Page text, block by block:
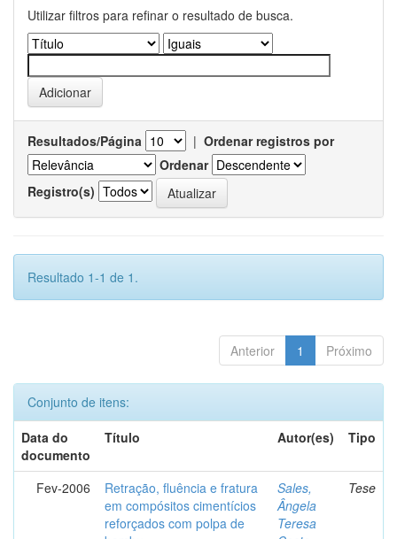
Utilizar filtros para refinar o resultado de busca.
Resultados/Página | Ordenar registros por
Ordenar
Registro(s)
Resultado 1-1 de 1.
Anterior 1 Próximo
Conjunto de itens:
Data do
documento
Título Autor(es) Tipo
Fev-2006
Retração, fluência e fratura
em compósitos cimentícios
reforçados com polpa de
Sales,
Ângela
Teresa
Tese